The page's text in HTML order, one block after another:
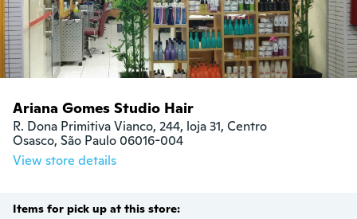
Ariana Gomes Studio Hair
R. Dona Primitiva Vianco, 244, loja 31, Centro
Osasco, São Paulo 06016-004
View store details
Items for pick up at this store: